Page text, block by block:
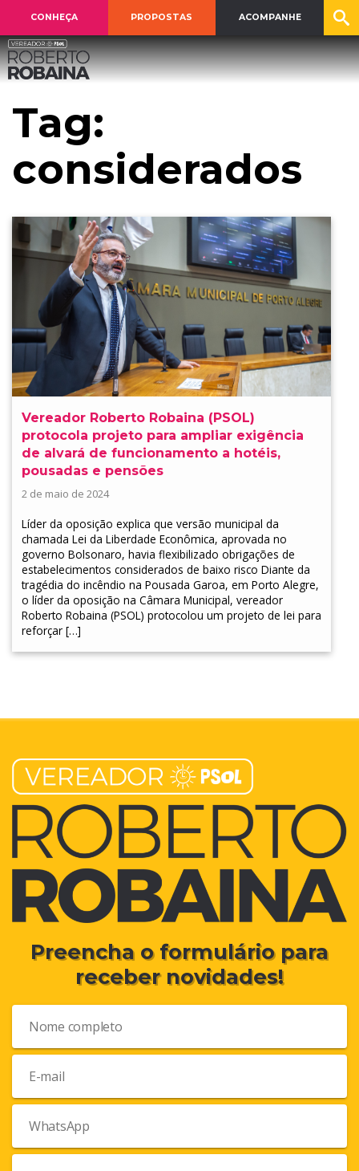
CONHEÇA PROPOSTAS ACOMPANHE
Tag:
considerados
Vereador Roberto Robaina (PSOL)
protocola projeto para ampliar exigência
de alvará de funcionamento a hotéis,
pousadas e pensões
2 de maio de 2024
Líder da oposição explica que versão municipal da
chamada Lei da Liberdade Econômica, aprovada no
governo Bolsonaro, havia flexibilizado obrigações de
estabelecimentos considerados de baixo risco Diante da
tragédia do incêndio na Pousada Garoa, em Porto Alegre,
o líder da oposição na Câmara Municipal, vereador
Roberto Robaina (PSOL) protocolou um projeto de lei para
reforçar […]
Preencha o formulário para
receber novidades!